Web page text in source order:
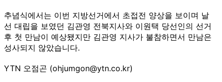
추념식에서는 이번 지방선거에서 초접전 양상을 보이며 날
선 대립을 보였던 김관영 전북지사와 이원택 당선인의 선거
후 첫 만남이 예상됐지만 김관영 지사가 불참하면서 만남은
성사되지 않았습니다.
YTN 오점곤 (ohjumgon@ytn.co.kr)